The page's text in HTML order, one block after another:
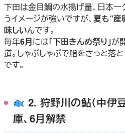
下田は金目鯛の水揚げ量、日本一
うイメージが強いですが、 夏も”産
味しいんです。
毎年6月には「下田きんめ祭り」が
道。しゃぶしゃぶで脂をさっと落
です。
2. 狩野川の鮎（中
庫、6月解禁